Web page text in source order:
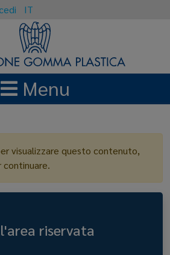
IT
Menu
visualizzare questo contenuto,
continuare.
riservata